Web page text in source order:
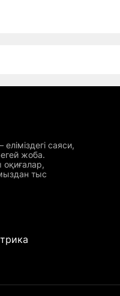
саяси,
жоба.
оқиғалар,
тыс